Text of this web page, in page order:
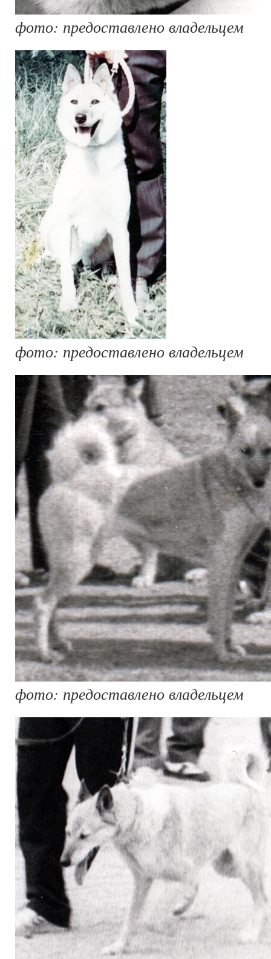
фото: предоставлено владельцем
фото: предоставлено владельцем
фото: предоставлено владельцем